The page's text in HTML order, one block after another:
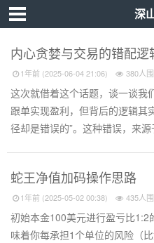
深
内心贪婪与交易的错配逻
1年前 (2025-06-04 21:06) 380人
这次就借着这个话题，谈一谈我
跟单实现盈利，但背后的逻辑其
径却是错误的”。这种错误，来源
蛇王净值加码操作思路
1年前 (2025-05-02 00:38) 435人
初始本金100美元进行盈亏比
味着你每承担1个单位的风险（